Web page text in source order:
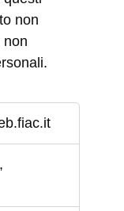
non
non
,